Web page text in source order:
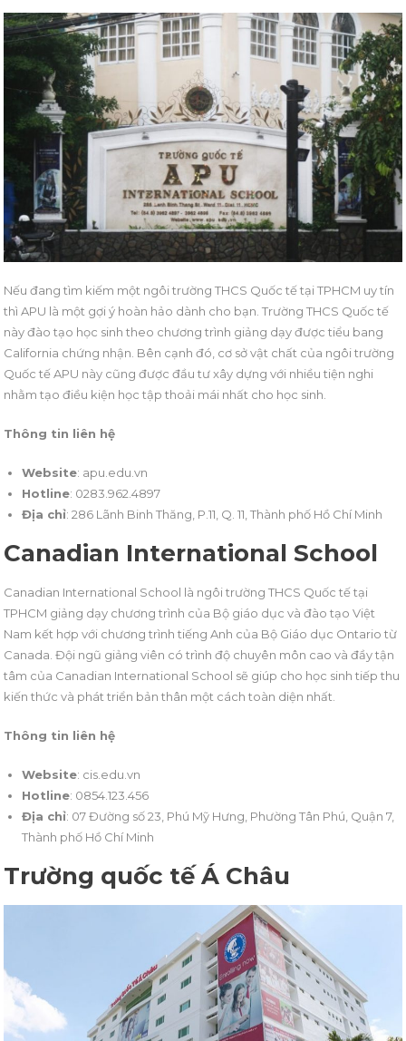
Nếu đang tìm kiếm một ngôi trường THCS Quốc tế tại TPHCM uy tín
thì APU là một gợi ý hoàn hảo dành cho bạn. Trường THCS Quốc tế
này đào tạo học sinh theo chương trình giảng dạy được tiểu bang
California chứng nhận. Bên cạnh đó, cơ sở vật chất của ngôi trường
Quốc tế APU này cũng được đầu tư xây dựng với nhiều tiện nghi
nhằm tạo điều kiện học tập thoải mái nhất cho học sinh.
Thông tin liên hệ
Website: apu.edu.vn
Hotline: 0283.962.4897
Địa chỉ: 286 Lãnh Binh Thăng, P.11, Q. 11, Thành phố Hồ Chí Minh
Canadian International School
Canadian International School là ngôi trường THCS Quốc tế tại
TPHCM giảng dạy chương trình của Bộ giáo dục và đào tạo Việt
Nam kết hợp với chương trình tiếng Anh của Bộ Giáo dục Ontario từ
Canada. Đội ngũ giảng viên có trình độ chuyên môn cao và đầy tận
tâm của Canadian International School sẽ giúp cho học sinh tiếp thu
kiến thức và phát triển bản thân một cách toàn diện nhất.
Thông tin liên hệ
Website: cis.edu.vn
Hotline: 0854.123.456
Địa chỉ: 07 Đường số 23, Phú Mỹ Hưng, Phường Tân Phú, Quận 7,
Thành phố Hồ Chí Minh
Trường quốc tế Á Châu